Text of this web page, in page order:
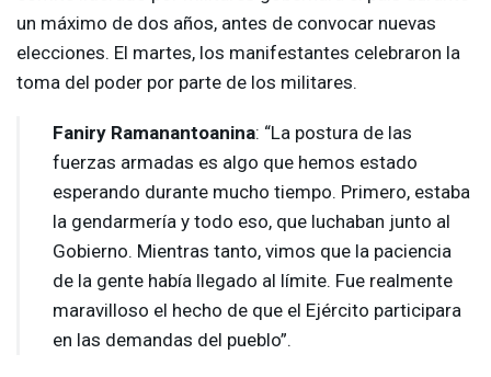
un máximo de dos años, antes de convocar nuevas
elecciones. El martes, los manifestantes celebraron la
toma del poder por parte de los militares.
Faniry Ramanantoanina: “La postura de las
fuerzas armadas es algo que hemos estado
esperando durante mucho tiempo. Primero, estaba
la gendarmería y todo eso, que luchaban junto al
Gobierno. Mientras tanto, vimos que la paciencia
de la gente había llegado al límite. Fue realmente
maravilloso el hecho de que el Ejército participara
en las demandas del pueblo”.